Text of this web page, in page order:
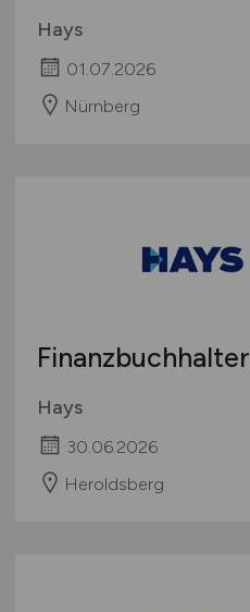
Hays
01.07.2026
Nürnberg
Finanzbuchhalter
Hays
30.06.2026
Heroldsberg